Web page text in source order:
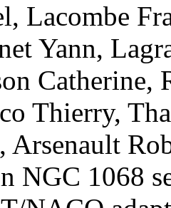
, Lacombe
Yann,
Catherine,
Thierry,
, Arsenault
NGC 1068